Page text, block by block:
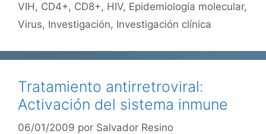
VIH, CD4+, CD8+, HIV, Epidemiología molecular,
Virus, Investigación, Investigación clínica
Tratamiento antirretroviral:
Activación del sistema inmune
06/01/2009 por Salvador Resino